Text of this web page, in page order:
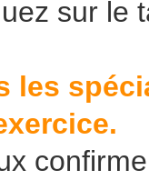
sur le
les